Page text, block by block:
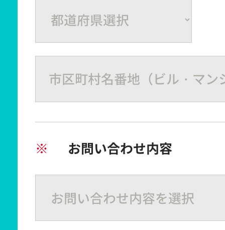
※ お問い合わせ内容